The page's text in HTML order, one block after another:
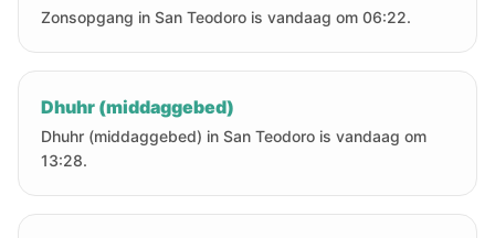
Zonsopgang in San Teodoro is vandaag om 06:22.
Dhuhr (middaggebed)
Dhuhr (middaggebed) in San Teodoro is vandaag om
13:28.